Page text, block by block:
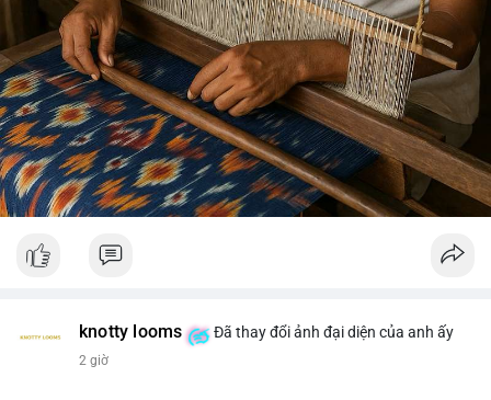
knotty looms Đã thay đổi ảnh đại diện của anh ấy
2 giờ